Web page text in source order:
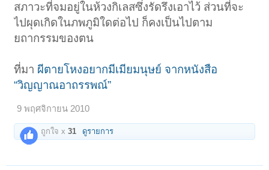
สภาวะที่จมอยู่ในห้วงกิเลสซึ่งรัดรึงเอาไว้ ส่วนที่จะ
ไปผุดเกิดในภพภูมิใดต่อไป ก็คงเป็นไปตาม
ยถากรรมของตน
ที่มา ผีตายโหงอยากมีเมียมนุษย์ จากหนังสือ
“วิญญาณอาถรรพณ์”
9 พฤศจิกายน 2010
ถูกใจ x31 ดูรายการ